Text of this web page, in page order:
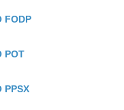
FODP
POT
PPSX